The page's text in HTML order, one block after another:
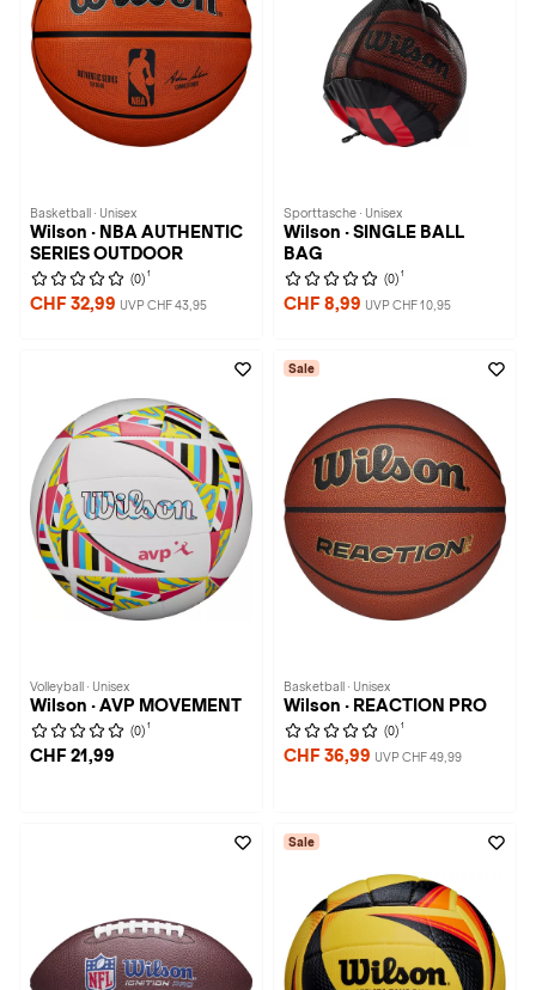
Basketball · Unisex
Wilson · NBA AUTHENTIC
SERIES OUTDOOR
(0) 1
CHF 32,99 UVP CHF 43,95
Sporttasche · Unisex
Wilson · SINGLE BALL
BAG
(0) 1
CHF 8,99 UVP CHF 10,95
Volleyball · Unisex
Wilson · AVP MOVEMENT
(0) 1
CHF 21,99
Sale
Basketball · Unisex
Wilson · REACTION PRO
(0) 1
CHF 36,99 UVP CHF 49,99
Sale